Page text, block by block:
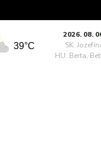
39°C
2026. 08.
SK:
HU: Berta,